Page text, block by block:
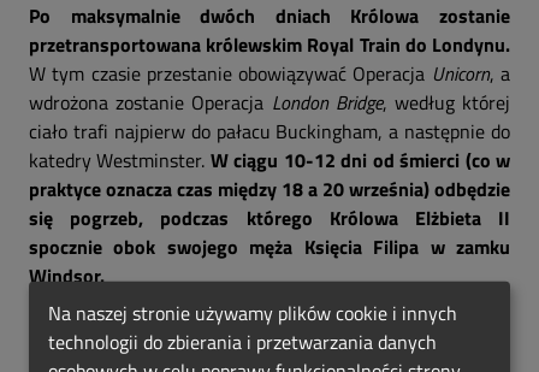
Po maksymalnie dwóch dniach Królowa zostanie
przetransportowana królewskim Royal Train do Londynu.
W tym czasie przestanie obowiązywać Operacja Unicorn, a
wdrożona zostanie Operacja London Bridge, według której
ciało trafi najpierw do pałacu Buckingham, a następnie do
katedry Westminster. W ciągu 10-12 dni od śmierci (co w
praktyce oznacza czas między 18 a 20 września) odbędzie
się pogrzeb, podczas którego Królowa Elżbieta II
spocznie obok swojego męża Księcia Filipa w zamku
Windsor.
Pogrzeb Królowej Elżbiety II odbędzie się z pełnym
ceremoniałem państwowym i wojskowym, a osoby, które
Na naszej stronie używamy plików cookie i innych
technologii do zbierania i przetwarzania danych